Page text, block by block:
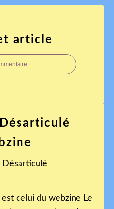
article
Désarticulé
celui du webzine Le